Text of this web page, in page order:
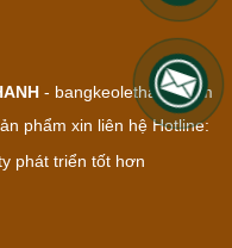
- bangkeolethanh.com
phẩm xin liên hệ Hotline:
phát triển tốt hơn